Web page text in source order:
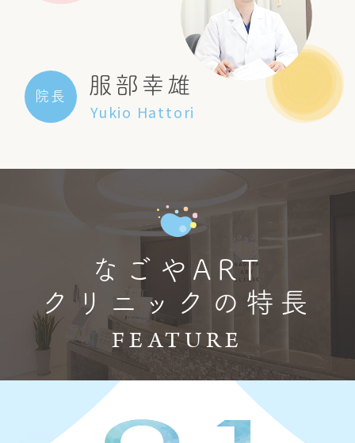
院長 服部幸雄
Yukio Hattori
なごやART
クリニックの特長
FEATURE